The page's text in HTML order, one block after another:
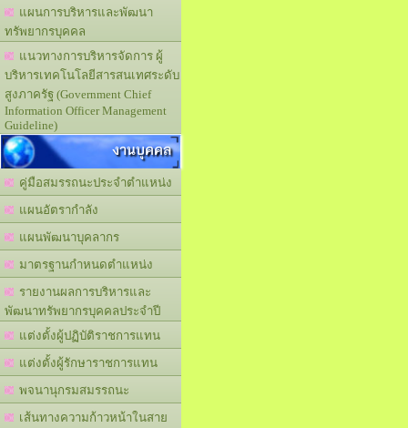
แผนการบริหารและพัฒนา
ทรัพยากรบุคคล
แนวทางการบริหารจัดการ ผู้
บริหารเทคโนโลยีสารสนเทศระดับ
สูงภาครัฐ (Government Chief
Information Officer Management
Guideline)
งานบุคคล
คู่มือสมรรถนะประจำตำแหน่ง
แผนอัตรากำลัง
แผนพัฒนาบุคลากร
มาตรฐานกำหนดตำแหน่ง
รายงานผลการบริหารและ
พัฒนาทรัพยากรบุคคลประจำปี
แต่งตั้งผู้ปฏิบัติราชการแทน
แต่งตั้งผู้รักษาราชการแทน
พจนานุกรมสมรรถนะ
เส้นทางความก้าวหน้าในสาย